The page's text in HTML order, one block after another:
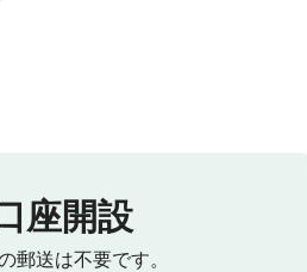
座開設
郵送は不要です。